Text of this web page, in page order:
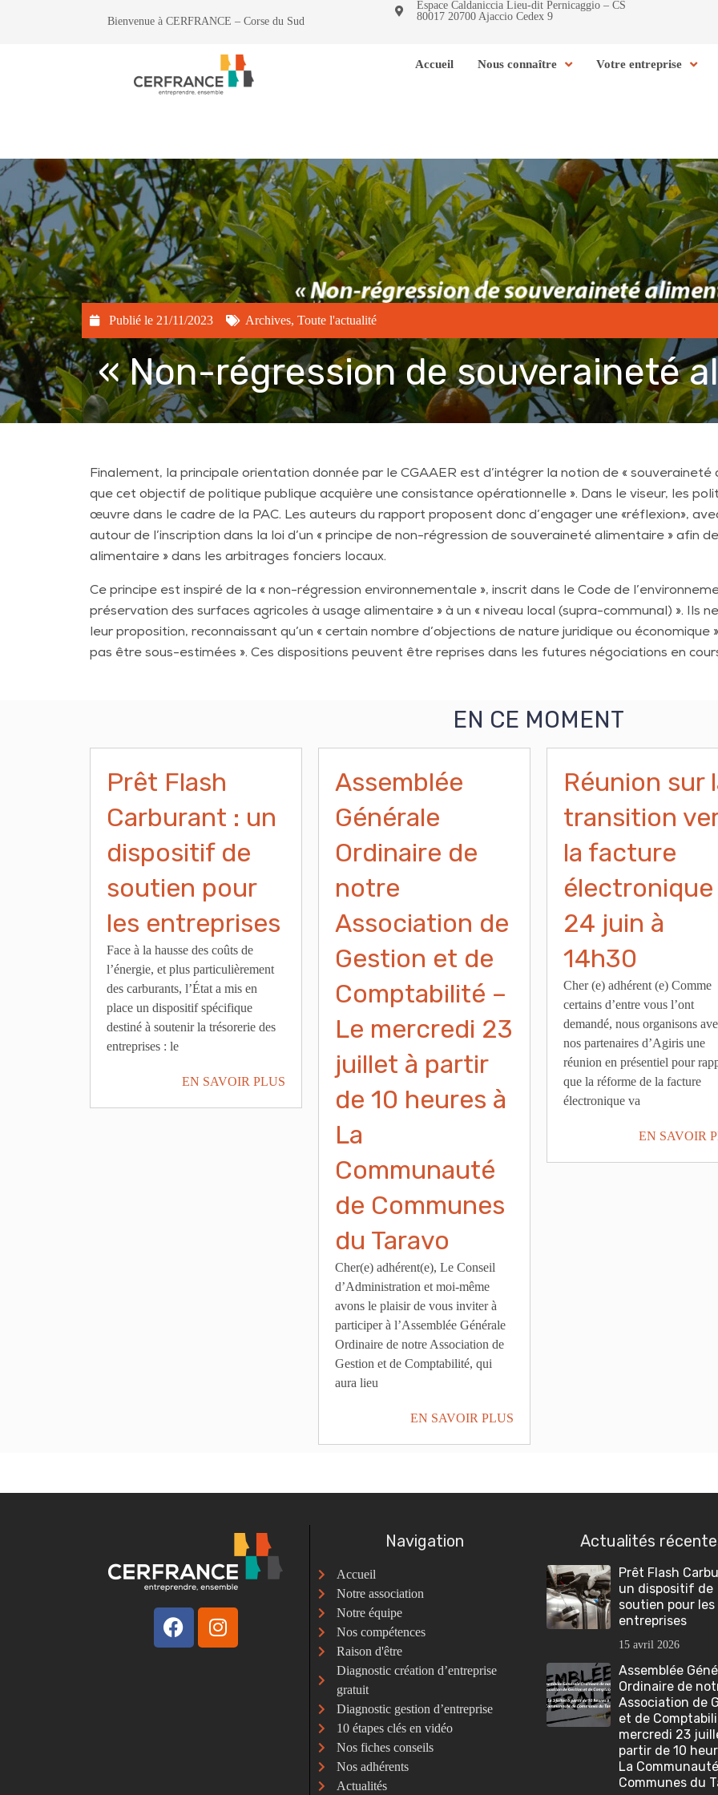
Bienvenue à CERFRANCE – Corse du Sud
Espace Caldaniccia Lieu-dit Pernicaggio – CS
80017 20700 Ajaccio Cedex 9
Accueil Nous connaître Votre entreprise
Publié le 21/11/2023 Archives, Toute l'actualité
« Non-régression de souveraineté
Finalement, la principale orientation donnée par le CGAAER est d’intégrer la notion de « souveraineté
que cet objectif de politique publique acquière une consistance opérationnelle ». Dans le viseur, les
œuvre dans le cadre de la PAC. Les auteurs du rapport proposent donc d’engager une «réflexion»,
autour de l’inscription dans la loi d’un « principe de non-régression de souveraineté alimentaire » afin
alimentaire » dans les arbitrages fonciers locaux.
Ce principe est inspiré de la « non-régression environnementale », inscrit dans le Code de
préservation des surfaces agricoles à usage alimentaire » à un « niveau local (supra-communal) ». Ils
leur proposition, reconnaissant qu’un « certain nombre d’objections de nature juridique ou économique
pas être sous-estimées ». Ces dispositions peuvent être reprises dans les futures négociations en
EN CE MOMENT
Prêt Flash
Carburant : un
dispositif de
soutien pour
les entreprises
Face à la hausse des coûts de
l’énergie, et plus particulièrement
des carburants, l’État a mis en
place un dispositif spécifique
destiné à soutenir la trésorerie des
entreprises : le
EN SAVOIR PLUS
Assemblée
Générale
Ordinaire de
notre
Association de
Gestion et de
Comptabilité –
Le mercredi 23
juillet à partir
de 10 heures à
La
Communauté
de Communes
du Taravo
Cher(e) adhérent(e), Le Conseil
d’Administration et moi-même
avons le plaisir de vous inviter à
participer à l’Assemblée Générale
Ordinaire de notre Association de
Gestion et de Comptabilité, qui
aura lieu
EN SAVOIR PLUS
Réunion sur
transition
la facture
électronique
24 juin à
14h30
Cher (e) adhérent (e) Comme
certains d’entre vous l’ont
demandé, nous organisons
nos partenaires d’Agiris une
réunion en présentiel pour
que la réforme de la facture
électronique va
EN SAVOIR
Navigation
Accueil
Notre association
Notre équipe
Nos compétences
Raison d'être
Diagnostic création d’entreprise
gratuit
Diagnostic gestion d’entreprise
10 étapes clés en vidéo
Nos fiches conseils
Nos adhérents
Actualités
Actualités
Prêt Flash
un dispositif de
soutien pour les
entreprises
15 avril 2026
Assemblée
Ordinaire de
Association de
et de
mercredi 23
partir de 10
La
Communes du